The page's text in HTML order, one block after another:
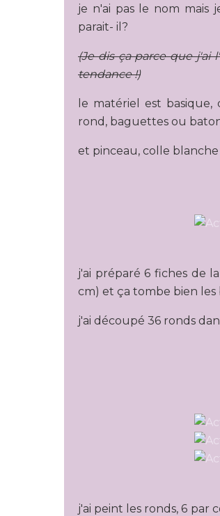
je n'ai pas le nom mais
parait- il?
(Je dis ça parce que j'ai
tendance !)
le matériel est basique,
rond, baguettes ou
et pinceau, colle blanche
j'ai préparé 6 fiches de
cm) et ça tombe bien les
j'ai découpé 36 ronds
j'ai peint les ronds, 6 par